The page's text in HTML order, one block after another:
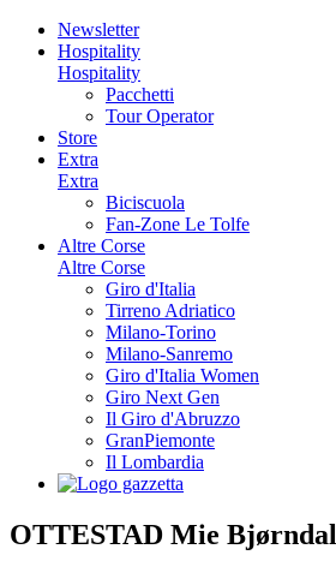
Newsletter
Hospitality
Hospitality
Pacchetti
Tour Operator
Store
Extra
Extra
Biciscuola
Fan-Zone Le Tolfe
Altre Corse
Altre Corse
Giro d'Italia
Tirreno Adriatico
Milano-Torino
Milano-Sanremo
Giro d'Italia Women
Giro Next Gen
Il Giro d'Abruzzo
GranPiemonte
Il Lombardia
OTTESTAD Mie Bjørndal